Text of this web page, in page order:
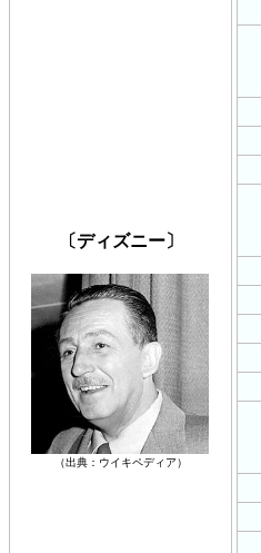
〔ディズニー〕
（出典：ウイキペディア）